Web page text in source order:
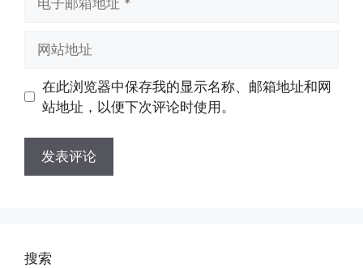
址
址
在此浏览器中保存我的显示名称、邮箱地址和网
站地址，以便下次评论时使用。
搜索